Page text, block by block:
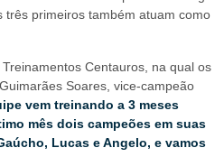
três primeiros também atuam como
Centauros, na qual os
Soares, vice-campeão
vem treinando a 3 meses
mês dois campeões em suas
Lucas e Angelo, e vamos